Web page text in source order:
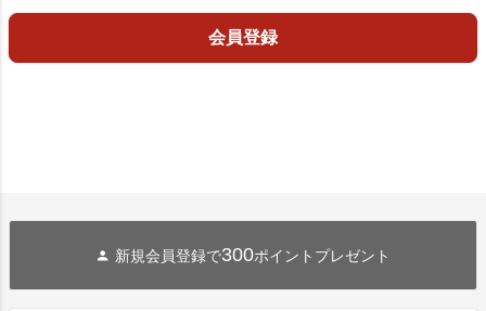
会員登録
新規会員登録で300ポイントプレゼント